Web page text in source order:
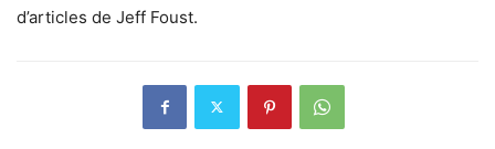
d’articles de Jeff Foust.